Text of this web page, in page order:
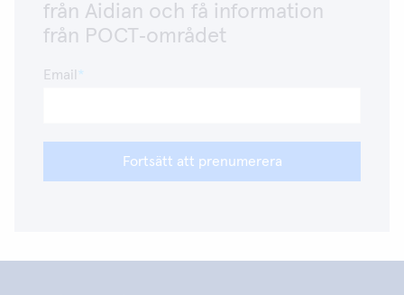
från Aidian och få information
från POCT‑området
Email
Fortsätt att prenumerera